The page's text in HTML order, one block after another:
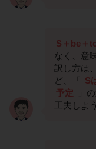
S＋be＋
なく、意
訳し方は
ど、「
S
予定
」
工夫しよう